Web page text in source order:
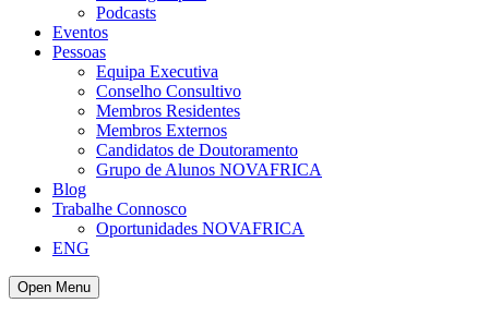
Podcasts
Eventos
Pessoas
Equipa Executiva
Conselho Consultivo
Membros Residentes
Membros Externos
Candidatos de Doutoramento
Grupo de Alunos NOVAFRICA
Blog
Trabalhe Connosco
Oportunidades NOVAFRICA
ENG
Open Menu